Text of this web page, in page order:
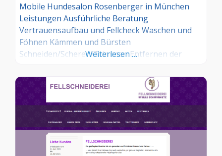
Mobile Hundesalon Rosenberger in München
Leistungen Ausführliche Beratung
Vertrauensaufbau und Fellcheck Waschen und
Föhnen Kämmen und Bürsten
Schneiden/Scheren/Trimmen Entfernen der
Pfotenpflege Krallen schneiden
Weiterlesen …